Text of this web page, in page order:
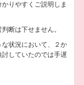
りやすくご説明しま
断は下せません。
状況において、２か
していたのでは手遅